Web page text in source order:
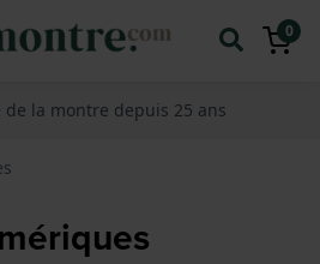
0
de la montre depuis 25 ans